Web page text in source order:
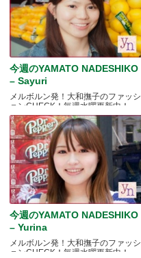
今週のYAMATO NADESHIKO
– Sayuri
メルボルン発！大和撫子のファッシ
ョンCHECK！毎週水曜更新中！
今週のYAMATO NADESHIKO
– Yurina
メルボルン発！大和撫子のファッシ
ョンCHECK！毎週水曜更新中！